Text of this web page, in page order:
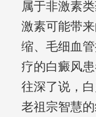
属于非激素
激素可能带
缩、毛细血
疗的白癜风患
往深了说，
老祖宗智慧